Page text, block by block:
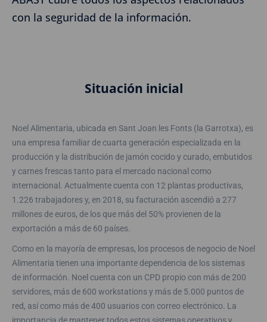
con la seguridad de la información.
Situación inicial
Noel Alimentaria, ubicada en Sant Joan les Fonts (la Garrotxa), es
una empresa familiar de cuarta generación especializada en la
producción y la distribución de jamón cocido y curado, embutidos
y carnes frescas tanto para el mercado nacional como
internacional. Actualmente cuenta con 12 plantas productivas,
1.226 trabajadores y, en 2018, su facturación ascendió a 277
millones de euros, de los que más del 50% provienen de la
exportación a más de 60 países.
Como en la mayoría de empresas, los procesos de negocio de Noel
Alimentaria tienen una importante dependencia de los sistemas
de información. Noel cuenta con un CPD propio con más de 200
servidores, más de 600 workstations y más de 5.000 puntos de
red, así como más de 400 usuarios con correo electrónico. La